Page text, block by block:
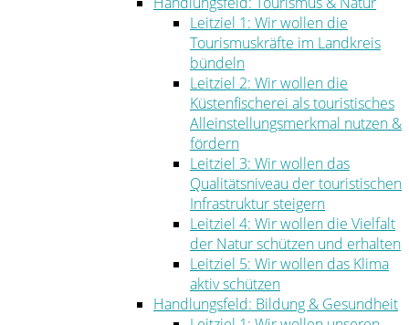
Leitziel 1: Wir wollen die
Tourismuskräfte im Landkreis
bündeln
Leitziel 2: Wir wollen die
Küstenfischerei als touristisches
Alleinstellungsmerkmal nutzen &
fördern
Leitziel 3: Wir wollen das
Qualitätsniveau der touristischen
Infrastruktur steigern
Leitziel 4: Wir wollen die Vielfalt
der Natur schützen und erhalten
Leitziel 5: Wir wollen das Klima
aktiv schützen
Handlungsfeld: Bildung & Gesundheit